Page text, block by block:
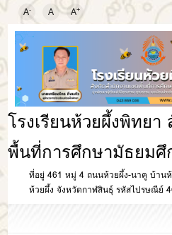
A- A A+
โรงเรียนห้วยผึ้งพิทย
พื้นที่การศึกษามัธยม
ที่อยู่ 461 หมู่ 4 ถนนห้วยผึ้ง-นาคู บ้าน
ห้วยผึ้ง จังหวัดกาฬสินธุ์ รหัสไปรษณีย์